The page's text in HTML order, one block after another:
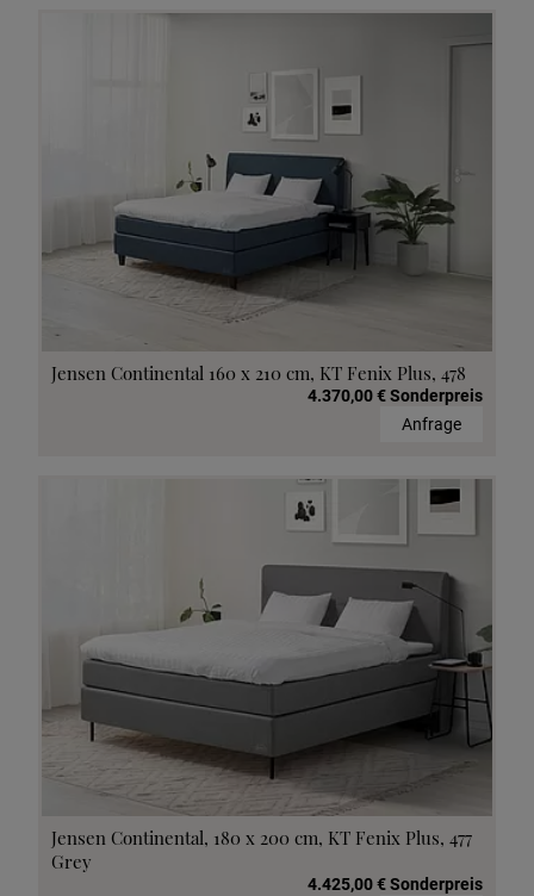
Jensen Continental 160 x 210 cm, KT Fenix Plus, 478
4.370,00 € Sonderpreis
Anfrage
Jensen Continental, 180 x 200 cm, KT Fenix Plus, 477
Grey
4.425,00 € Sonderpreis